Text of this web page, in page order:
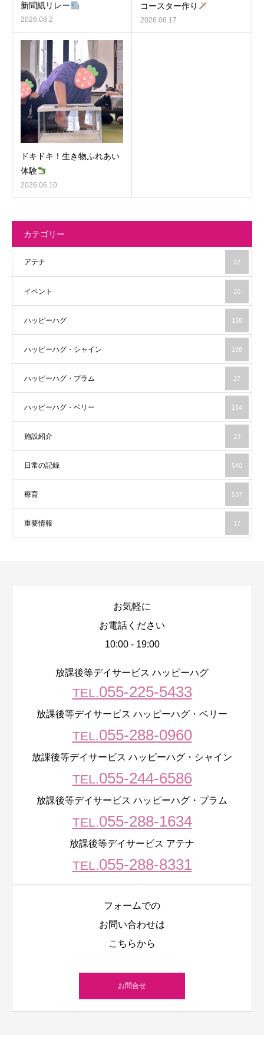
新聞紙リレー
2026.08.2
コースター作り
2026.06.17
ドキドキ！生き物ふれあい
体験
2026.06.10
カテゴリー
アテナ 22
イベント 20
ハッピーハグ 158
ハッピーハグ・シャイン 198
ハッピーハグ・プラム 27
ハッピーハグ・ベリー 154
施設紹介 23
日常の記録 540
療育 537
重要情報 17
お気軽に
お電話ください
10:00 - 19:00
放課後等デイサービス ハッピーハグ
TEL.055-225-5433
放課後等デイサービス ハッピーハグ・ベリー
TEL.055-288-0960
放課後等デイサービス ハッピーハグ・シャイン
TEL.055-244-6586
放課後等デイサービス ハッピーハグ・プラム
TEL.055-288-1634
放課後等デイサービス アテナ
TEL.055-288-8331
フォームでの
お問い合わせは
こちらから
お問合せ